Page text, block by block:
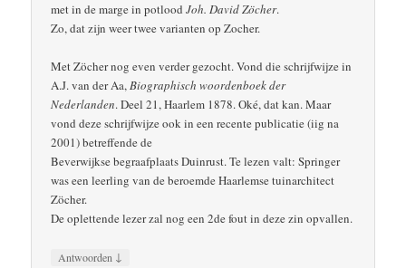
met in de marge in potloodJoh. David Zöcher.
Zo, dat zijn weer twee varianten op Zocher.
Met Zöcher nog even verder gezocht. Vond die schrijfwijze in
A.J. van der Aa,Biographisch woordenboek der
Nederlanden. Deel 21, Haarlem 1878. Oké, dat kan. Maar
vond deze schrijfwijze ook in een recente publicatie (iig na
2001) betreffende de
Beverwijkse begraafplaats Duinrust. Te lezen valt: Springer
was een leerling van de beroemde Haarlemse tuinarchitect
Zöcher.
De oplettende lezer zal nog een 2de fout in deze zin opvallen.
Antwoorden ↓